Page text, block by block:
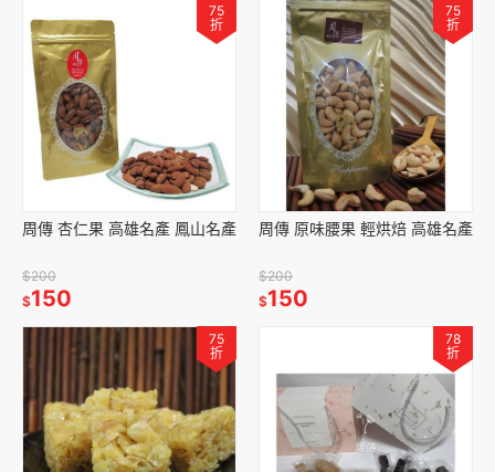
75
折
周傳 杏仁果 高雄名產 鳳山名產
$200
$150
75
折
周傳 原味腰果 輕烘焙 高雄名產
$200
$150
75
折
78
折